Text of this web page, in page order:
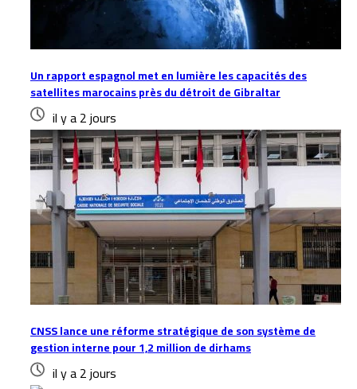
Un rapport espagnol met en lumière les capacités des
satellites marocains près du détroit de Gibraltar
il y a 2 jours
CNSS lance une réforme stratégique de son système de
gestion interne pour 1,2 million de dirhams
il y a 2 jours